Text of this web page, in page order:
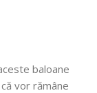
baloane
vor rămâne